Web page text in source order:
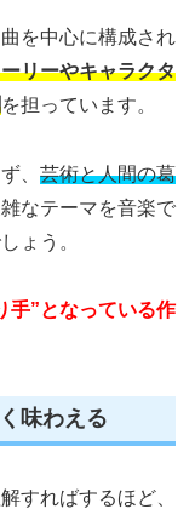
を中心に構成され
リーやキャラクタ
を担っています。
、 芸術と人間の葛
なテーマを音楽で
ょう。
手”となっている作
味わえる
すればするほど、